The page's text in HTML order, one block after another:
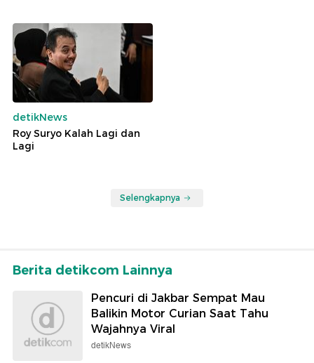
detikNews
Roy Suryo Kalah Lagi dan
Lagi
Selengkapnya
Berita detikcom Lainnya
Pencuri di Jakbar Sempat Mau
Balikin Motor Curian Saat Tahu
Wajahnya Viral
detikNews